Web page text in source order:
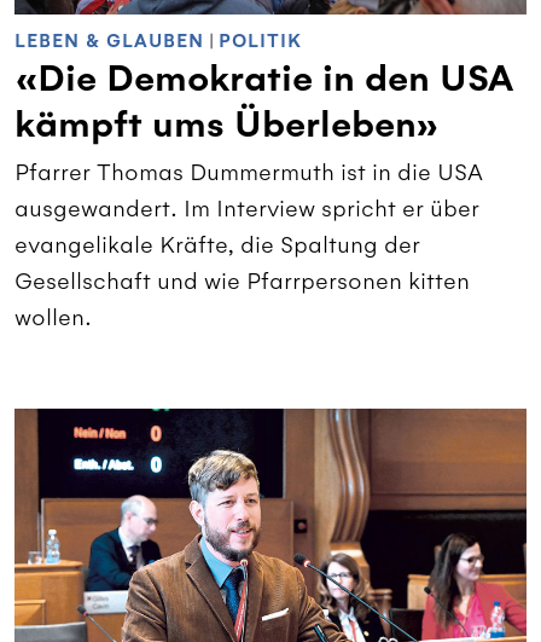
LEBEN & GLAUBEN | POLITIK
«Die Demokratie in den USA
kämpft ums Überleben»
Pfarrer Thomas Dummermuth ist in die USA
ausgewandert. Im Interview spricht er über
evangelikale Kräfte, die Spaltung der
Gesellschaft und wie Pfarrpersonen kitten
wollen.